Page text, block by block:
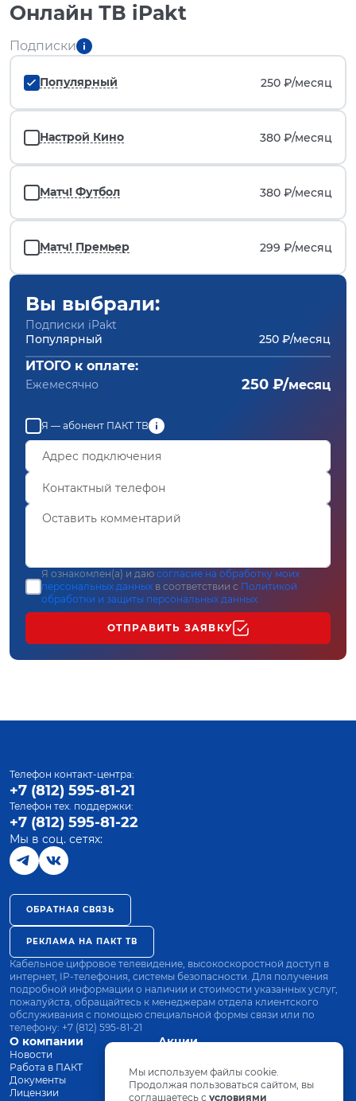
Онлайн ТВ iPakt
Подписки
Популярный 250 ₽/месяц
Настрой Кино 380 ₽/месяц
Матч! Футбол 380 ₽/месяц
Матч! Премьер 299 ₽/месяц
Вы выбрали:
Подписки iPakt
Популярный
250 ₽/месяц
ИТОГО к оплате:
Ежемесячно 250 ₽/месяц
Я — абонент ПАКТ ТВ
Я ознакомлен(а) и даю согласие на обработку моих
персональных данных в соответствии с Политикой
обработки и защиты персональных данных
ОТПРАВИТЬ ЗАЯВКУ
О компании
Новости
Работа в ПАКТ
Документы
Лицензии
Акции
Оплата
Оборудование
Телефон контакт-центра:
+7 (812) 595-81-21
Телефон тех. поддержки:
+7 (812) 595-81-22
Мы в соц. сетях:
ОБРАТНАЯ СВЯЗЬ
РЕКЛАМА НА ПАКТ ТВ
Кабельное цифровое телевидение, высокоскоростной доступ в
интернет, IP-телефония, системы безопасности. Для получения
подробной информации о наличии и стоимости указанных услуг,
пожалуйста, обращайтесь к менеджерам отдела клиентского
обслуживания с помощью специальной формы связи или по
телефону: +7 (812) 595-81-21
Мы используем файлы cookie.
Продолжая пользоваться сайтом, вы
соглашаетесь с условиями